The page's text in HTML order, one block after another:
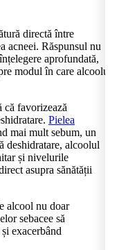
directă între
acneei. Răspunsul nu
aprofundată,
modul în care alcoolul
că favorizează
Pielea
mai mult sebum, un
deshidratare, alcoolul
și nivelurile
asupra sănătății
alcool nu doar
sebacee să
exacerbând